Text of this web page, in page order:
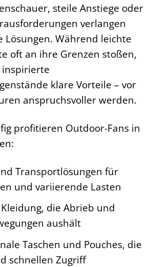
steile Anstiege oder
verlangen
Lösungen. Während leichte
oft an ihre Grenzen stoßen,
klare Vorteile – vor
anspruchsvoller werden.
profitieren Outdoor-Fans in
Transportlösungen für
und variierende Lasten
die Abrieb und
aushält
Taschen und Pouches, die
schnellen Zugriff